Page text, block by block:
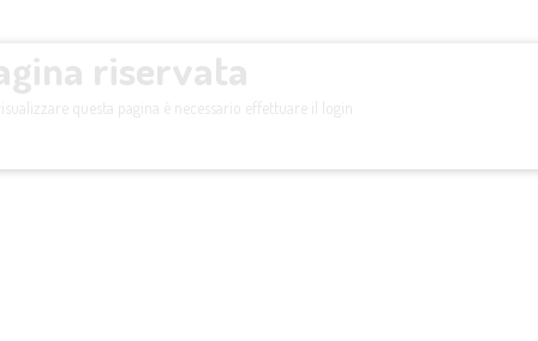
riservata
questa pagina è necessario effettuare il login